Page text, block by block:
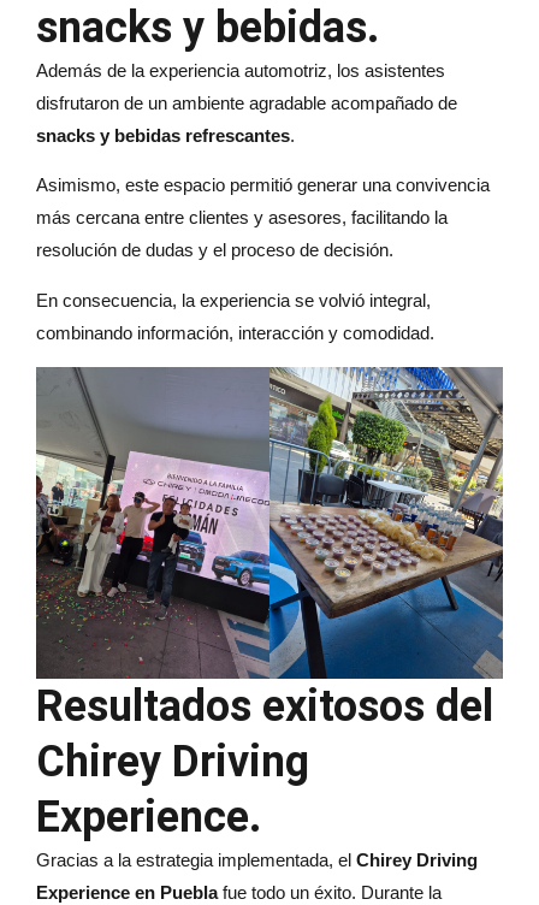
snacks y bebidas.
Además de la experiencia automotriz, los asistentes
disfrutaron de un ambiente agradable acompañado de
snacks y bebidas refrescantes.
Asimismo, este espacio permitió generar una convivencia
más cercana entre clientes y asesores, facilitando la
resolución de dudas y el proceso de decisión.
En consecuencia, la experiencia se volvió integral,
combinando información, interacción y comodidad.
Resultados exitosos del
Chirey Driving
Experience.
Gracias a la estrategia implementada, el Chirey Driving
Experience en Pueblafue todo un éxito. Durante la